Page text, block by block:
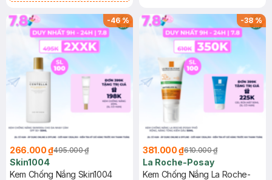
25ml (SL Có Hạn)
-46%
266.000 ₫495.000 ₫
Skin1004
Kem Chống Nắng Skin1004
-38%
381.000 ₫610.000 ₫
La Roche-Posay
Kem Chống Nắng La Roche-